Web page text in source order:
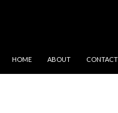
HOME
ABOUT CONTACT